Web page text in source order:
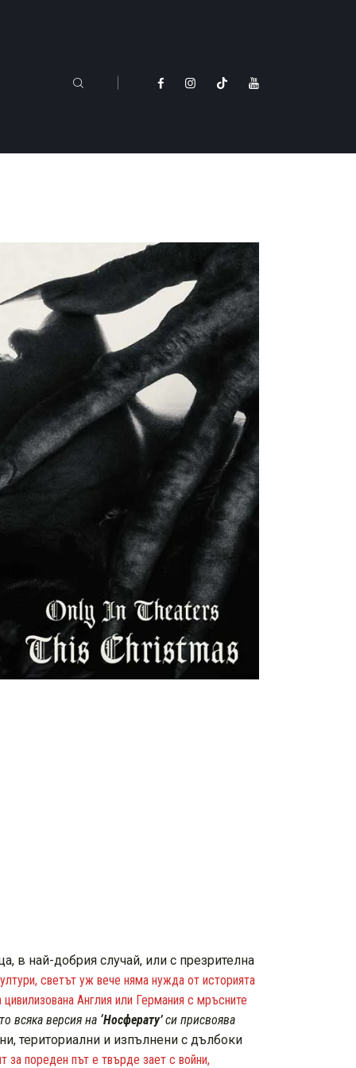
в най-добрия случай, или с презрителна
светът уж вече няма нужда от историята
Англия или Германия с мръсните
всяка версия на ‘Носферату’си присвоява
териториални и изпълнени с дълбоки
за пореден път е твърде зает с войни,